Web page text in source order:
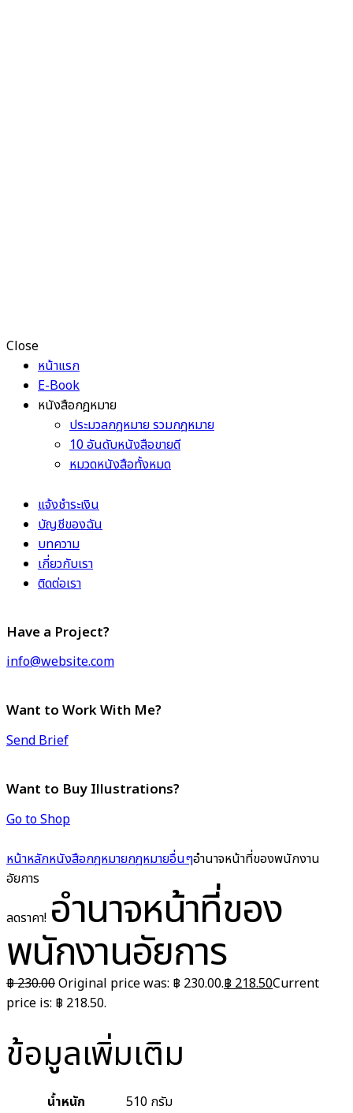
Close
หน้าแรก
E-Book
หนังสือกฎหมาย
ประมวลกฎหมาย รวมกฎหมาย
10 อันดับหนังสือขายดี
หมวดหนังสือทั้งหมด
แจ้งชำระเงิน
บัญชีของฉัน
บทความ
เกี่ยวกับเรา
ติดต่อเรา
Have a Project?
info@website.com
Want to Work With Me?
Send Brief
Want to Buy Illustrations?
Go to Shop
หน้าหลักหนังสือกฎหมายกฎหมายอื่นๆอำนาจหน้าที่ของพนักงาน
อัยการ
ลดราคา! อำนาจหน้าที่ของ
พนักงานอัยการ
฿230.00Original price was: ฿ 230.00.฿ 218.50Current
price is: ฿ 218.50.
ข้อมูลเพิ่มเติม
น้ำหนัก
510 กรัม